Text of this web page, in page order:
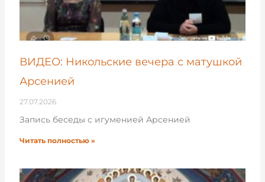
ВИДЕО: Никольские вечера с матушкой
Арсенией
27.07.2026
Запись беседы с игуменией Арсенией
Читать полностью »